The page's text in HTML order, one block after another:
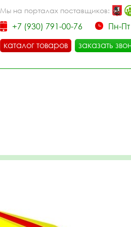
Мы на порталах поставщиков:
+7 (930) 791-00-76
Пн-
каталог товаров
заказать